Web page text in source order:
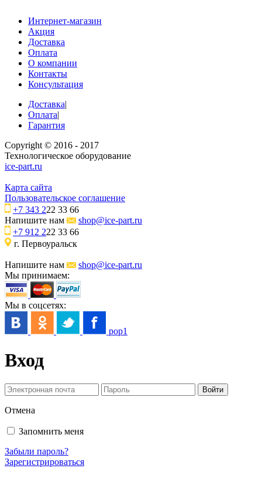
Интернет-магазин
Акция
Доставка
Оплата
О компании
Контакты
Консультация
Доставка|
Оплата|
Гарантия
Copyright © 2016 - 2017
Технологическое оборудование
ice-part.ru
Карта сайта
Пользовательское соглашение
+7 343 222 33 66
Напишите нам
shop@ice-part.ru
+7 912 222 33 66
г. Первоуральск
Напишите нам
shop@ice-part.ru
Мы принимаем:
Мы в соцсетях:
pop1
Вход
Отмена
Запомнить меня
Забыли пароль?
Зарегистрироваться